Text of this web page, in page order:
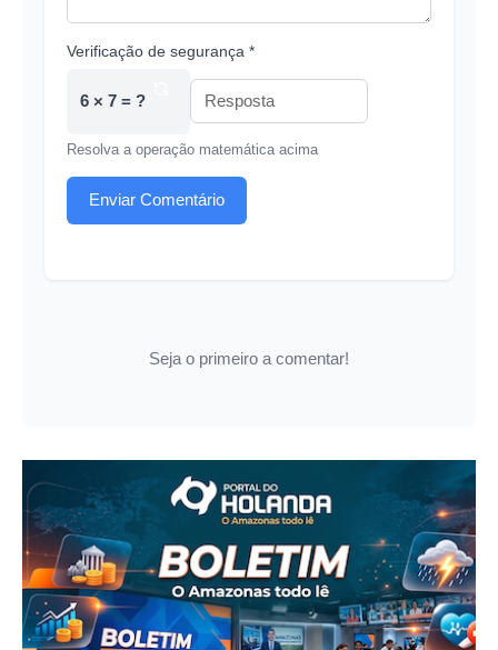
Verificação de segurança *
6 × 7 = ?
Resolva a operação matemática acima
Enviar Comentário
Seja o primeiro a comentar!